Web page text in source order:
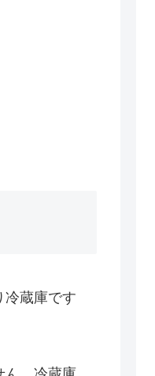
冷蔵庫です